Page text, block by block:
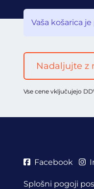
Vaša košarica je
Nadaljujte z
Vse cene vključujejo
Facebook
Splošni pogoji